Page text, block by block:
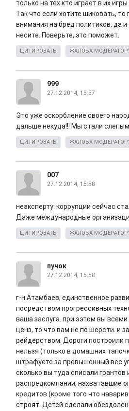
только на тех кто играет в их
Так что если хотите шиковать,
внимания на бред политиков, да
несите. Поверьте, это поможет.
ЦИТИРОВАТЬ ЖАЛОБА
999
27.12.2014, 15:57
Это уже оскорбление своего
дальше некуда!!! Мы стали
ЦИТИРОВАТЬ ЖАЛОБА
007
27.12.2014, 15:58
неэксперту: коррупции сейчас
Даже международные
ЦИТИРОВАТЬ ЖАЛОБА
пучок
27.12.2014, 15:58
г-н Атамбаев, единственное
посредством прогрессивных
ваша заслуга. при ээтом вы
ценз, то что вам не по шерсти. и
рейдерством. Дороги построили
нельзя (только в домашних
штрафуете за превышенный вес
сколько вы туда списали грантов
распредкомпании, нахватавшие
кредитов (кроме того что
строят. Детей сделали